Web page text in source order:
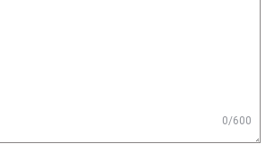
0/600